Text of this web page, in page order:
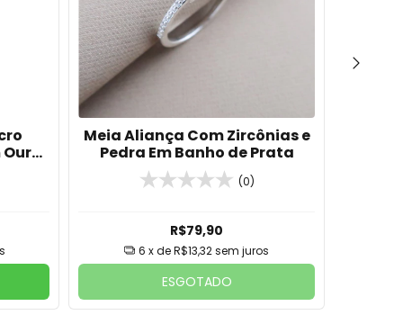
Meia Aliança Com Zircônias e
Pedra Em Banho de Prata
(0)
R$79,90
6 x deR$13,32sem juros
ESGOTADO